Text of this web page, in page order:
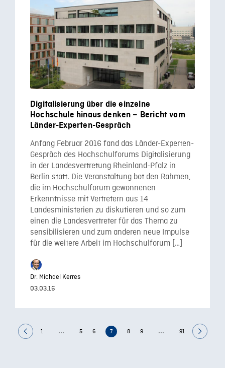
Digitalisierung über die einzelne
Hochschule hinaus denken – Bericht vom
Länder-Experten-Gespräch
Anfang Februar 2016 fand das Länder-Experten-
Gespräch des Hochschulforums Digitalisierung
in der Landesvertretung Rheinland-Pfalz in
Berlin statt. Die Veranstaltung bot den Rahmen,
die im Hochschulforum gewonnenen
Erkenntnisse mit Vertretern aus 14
Landesministerien zu diskutieren und so zum
einen die Landesvertreter für das Thema zu
sensibilisieren und zum anderen neue Impulse
für die weitere Arbeit im Hochschulforum […]
Dr. Michael Kerres
03.03.16
1 ... 5 6 7 8 9 ... 91